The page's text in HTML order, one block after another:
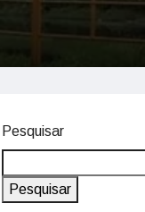
Pesquisar
Pesquisar